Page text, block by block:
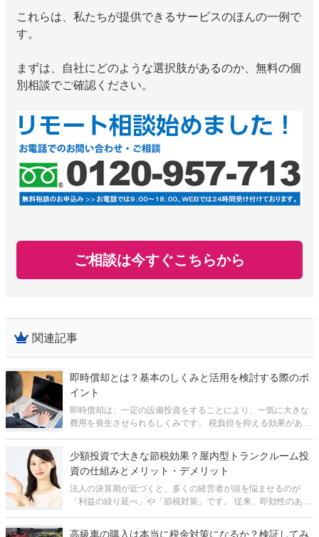
これらは、私たちが提供できるサービスのほんの一例で
す。
まずは、自社にどのような選択肢があるのか、無料の個
別相談でご確認ください。
ご相談は今すぐこちらから
関連記事
即時償却とは？基本のしくみと活用を検討する際のポ
イント
即時償却は、一定の設備投資をすることにより、一気に大きな
費用を発生させられるしくみです。 税負担を抑える効果があ
たとえば、 今年度大きな利益が出る見込みで、このままだと来
年度の法人税が
少額投資で大きな節税効果？屋内型トランクルーム投
資の仕組みとメリット・デメリット
法人の決算期が近づくと、多くの経営者が頭を悩ませるのが
「利益の繰り延べ」や「節税対策」です。 従来、即効性のある
ースは、最低投資金額が数千万円からと高額化しており、為替
高級車の購入は本当に税金対策になるか？検証してみ